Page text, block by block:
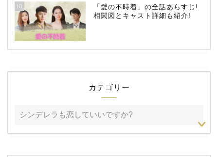
10
「愛の不時着」の全話あらすじ!
相関図とキャスト詳細も紹介!
カテゴリー